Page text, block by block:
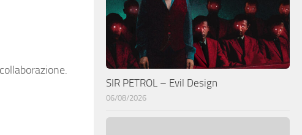
SIR PETROL – Evil Design
06/08/2026